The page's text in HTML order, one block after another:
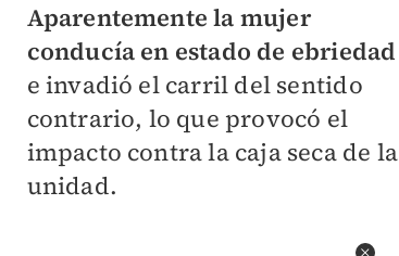
Aparentemente la mujer
conducía en estado de ebriedad
e invadió el carril del sentido
contrario, lo que provocó el
impacto contra la caja seca de la
unidad.